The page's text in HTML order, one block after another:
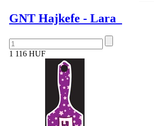
GNT Hajkefe - Lara
1 116 HUF